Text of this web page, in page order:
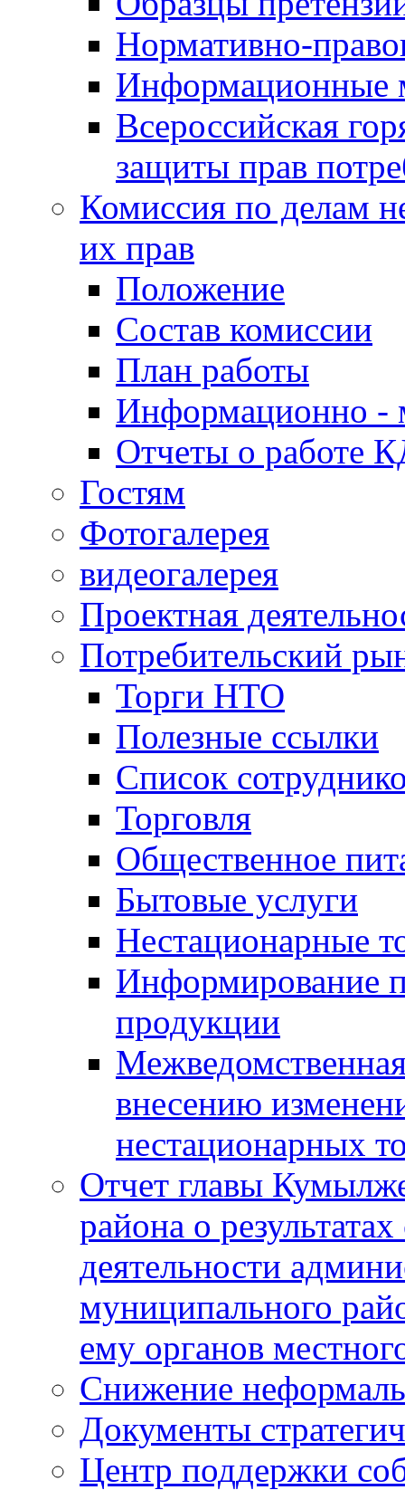
Нормативно-
Информационные
Всероссийская
защиты прав
Комиссия по делам
их прав
Положение
Состав комиссии
План работы
Информационно -
Отчеты о работе
Гостям
Фотогалерея
видеогалерея
Проектная
Потребительский
Торги НТО
Полезные ссылки
Список
Торговля
Общественное
Бытовые услуги
Нестационарные
Информирование
продукции
внесению
нестационарных
Отчет главы
района о
деятельности
муниципального
ему органов
Снижение
Документы
Центр поддержки